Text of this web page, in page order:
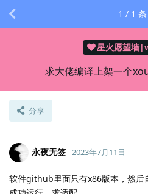
星火愿望墙
求大佬编译上架一个
分享
1 / 1 条
永夜无签 2023年7月11日
软件github里面只有x86版本，然后